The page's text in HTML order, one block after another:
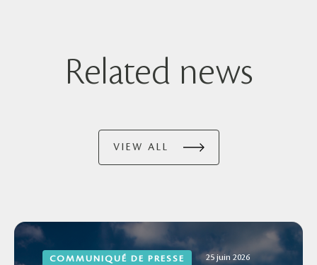
Related news
VIEW ALL
COMMUNIQUÉ DE PRESSE 25 juin 2026